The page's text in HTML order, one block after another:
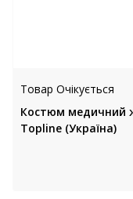
Товар Очікується
Костюм медичний
Topline (Україна)